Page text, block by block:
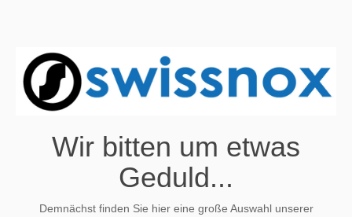
Wir bitten um etwas
Geduld...
Demnächst finden Sie hier eine große Auswahl unserer